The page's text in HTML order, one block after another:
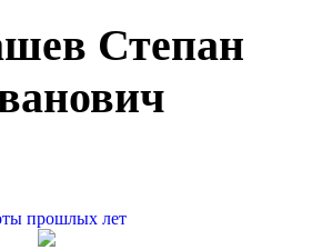
Степан
прошлых лет